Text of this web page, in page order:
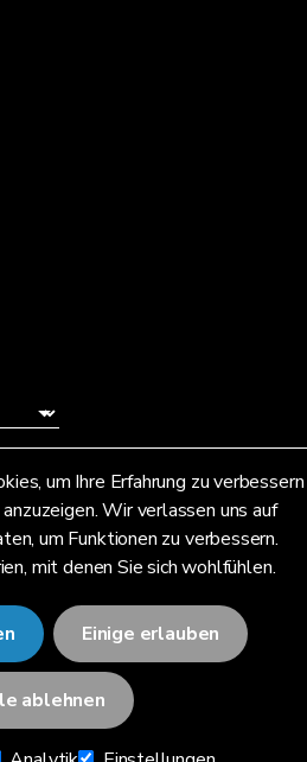
um Ihre Erfahrung zu verbessern
Wir verlassen uns auf
um Funktionen zu verbessern.
mit denen Sie sich wohlfühlen.
Einige erlauben
ablehnen
Inc.